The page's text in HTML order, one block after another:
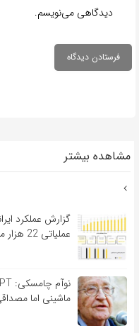
دیدگاهی می‌نویسم.
مشاهده بیشتر
عملیاتی 22 هزار میلیارد تومانی در یک سال
ماشینی اما